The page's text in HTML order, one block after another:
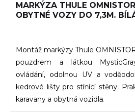
MARKÝZA THULE
OBYTNÉ VOZY DO 7,3M.
Montáž markýzy Thule
pouzdrem a látkou
ovládání, odolnou UV a
kedrové lišty pro stínící stěny.
karavany a obytná vozidla.